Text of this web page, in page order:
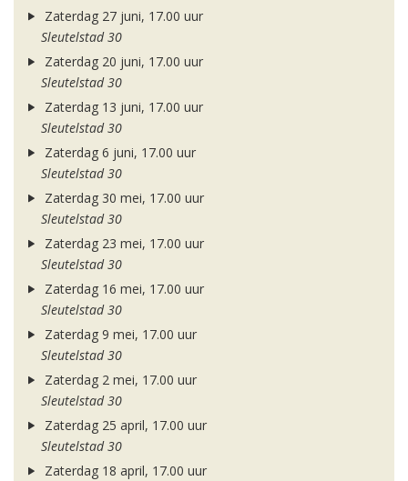
Zaterdag 27 juni, 17.00 uur
Sleutelstad 30
Zaterdag 20 juni, 17.00 uur
Sleutelstad 30
Zaterdag 13 juni, 17.00 uur
Sleutelstad 30
Zaterdag 6 juni, 17.00 uur
Sleutelstad 30
Zaterdag 30 mei, 17.00 uur
Sleutelstad 30
Zaterdag 23 mei, 17.00 uur
Sleutelstad 30
Zaterdag 16 mei, 17.00 uur
Sleutelstad 30
Zaterdag 9 mei, 17.00 uur
Sleutelstad 30
Zaterdag 2 mei, 17.00 uur
Sleutelstad 30
Zaterdag 25 april, 17.00 uur
Sleutelstad 30
Zaterdag 18 april, 17.00 uur